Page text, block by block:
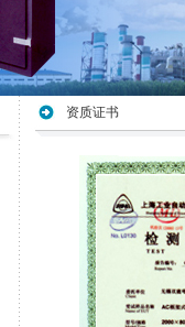
资质证书